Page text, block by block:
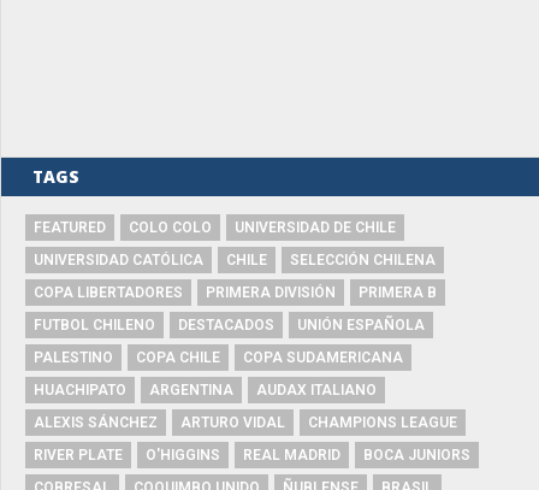
TAGS
FEATURED COLO COLO
UNIVERSIDAD DE CHILE
UNIVERSIDAD CATÓLICA
CHILE
SELECCIÓN CHILENA
COPA LIBERTADORES
PRIMERA DIVISIÓN
PRIMERA B
FUTBOL CHILENO
DESTACADOS
UNIÓN ESPAÑOLA
PALESTINO
COPA CHILE
COPA SUDAMERICANA
HUACHIPATO
ARGENTINA
AUDAX ITALIANO
ALEXIS SÁNCHEZ
ARTURO VIDAL
CHAMPIONS LEAGUE
RIVER PLATE
O'HIGGINS REAL MADRID
BOCA JUNIORS